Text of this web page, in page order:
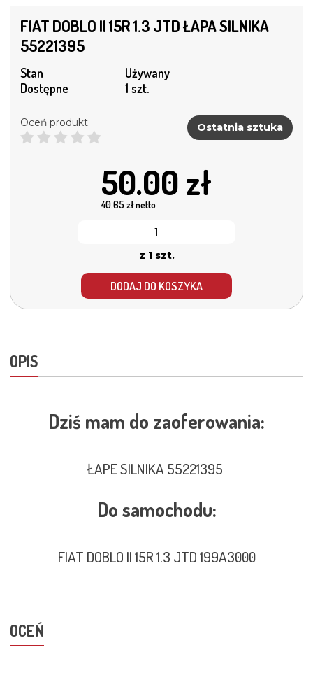
FIAT DOBLO II 15R 1.3 JTD ŁAPA SILNIKA
55221395
Stan
Używany
Dostępne
1 szt.
Oceń produkt Ostatnia sztuka
50.00 zł
40.65zł netto
z 1 szt.
DODAJ DO KOSZYKA
OPIS
Dziś mam do zaoferowania:
ŁAPE SILNIKA 55221395
Do samochodu:
FIAT DOBLO II 15R 1.3 JTD 199A3000
OCEŃ